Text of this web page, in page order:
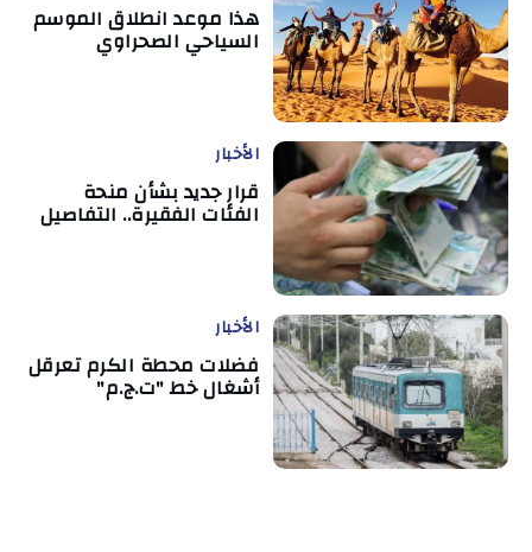
هذا موعد انطلاق الموسم
السياحي الصحراوي
الأخبار
قرار جديد بشأن منحة
الفئات الفقيرة.. التفاصيل
الأخبار
فضلات محطة الكرم تعرقل
أشغال خط "ت.ج.م"